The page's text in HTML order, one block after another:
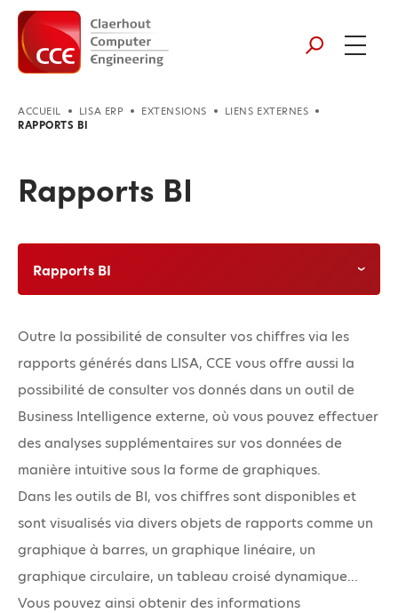
ACCUEIL LISA ERP EXTENSIONS
LIENS EXTERNES
RAPPORTS BI
Rapports BI
Rapports BI
Outre la possibilité de consulter vos chiffres via les
rapports générés dans LISA, CCE vous offre aussi la
possibilité de consulter vos donnés dans un outil de
Business Intelligence externe, où vous pouvez effectuer
des analyses supplémentaires sur vos données de
manière intuitive sous la forme de graphiques.
Dans les outils de BI, vos chiffres sont disponibles et
sont visualisés via divers objets de rapports comme un
graphique à barres, un graphique linéaire, un
graphique circulaire, un tableau croisé dynamique...
Vous pouvez ainsi obtenir des informations